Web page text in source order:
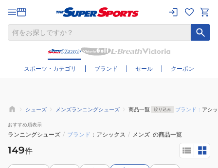
スポーツ・カテゴリ ブランド セール クーポン
さらに絞り込む
シューズ メンズランニングシューズ 商品一覧 絞り込み ブランド： アシ
おすすめ順表示
ランニングシューズ / ブランド アシックス / メンズ の商品一覧
149件